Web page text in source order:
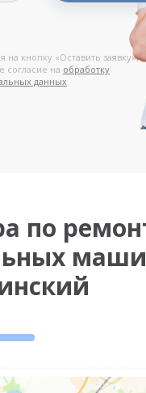
на кнопку «Оставить заявку»,
согласие на обработку
данных
по